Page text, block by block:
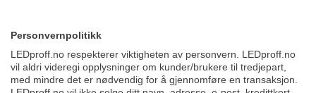
Personvernpolitikk
LEDproff.no respekterer viktigheten av personvern. LEDproff.no
vil aldri videregi opplysninger om kunder/brukere til tredjepart,
med mindre det er nødvendig for å gjennomføre en transaksjon.